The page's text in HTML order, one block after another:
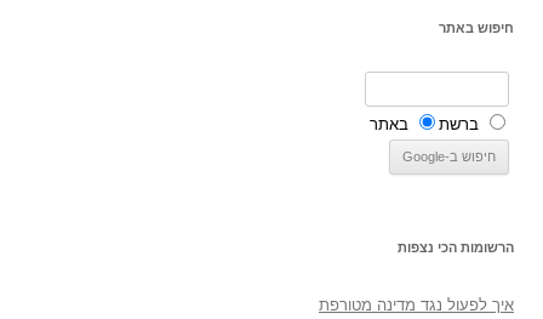
חיפוש באתר
ברשת באתר
הרשומות הכי נצפות
איך לפעול נגד מדינה מטורפת